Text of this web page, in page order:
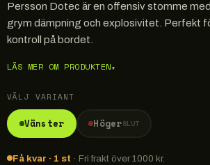
Persson Dotec är en offensiv stomme
grym dämpning och explosivitet. Perfekt
kontroll på bordet.
LÄS MER OM PRODUKTEN▾
VÄLJ VARIANT
Vänster HögerSLUT
Få kvar · 1 st · Fri frakt över 1000 kr.